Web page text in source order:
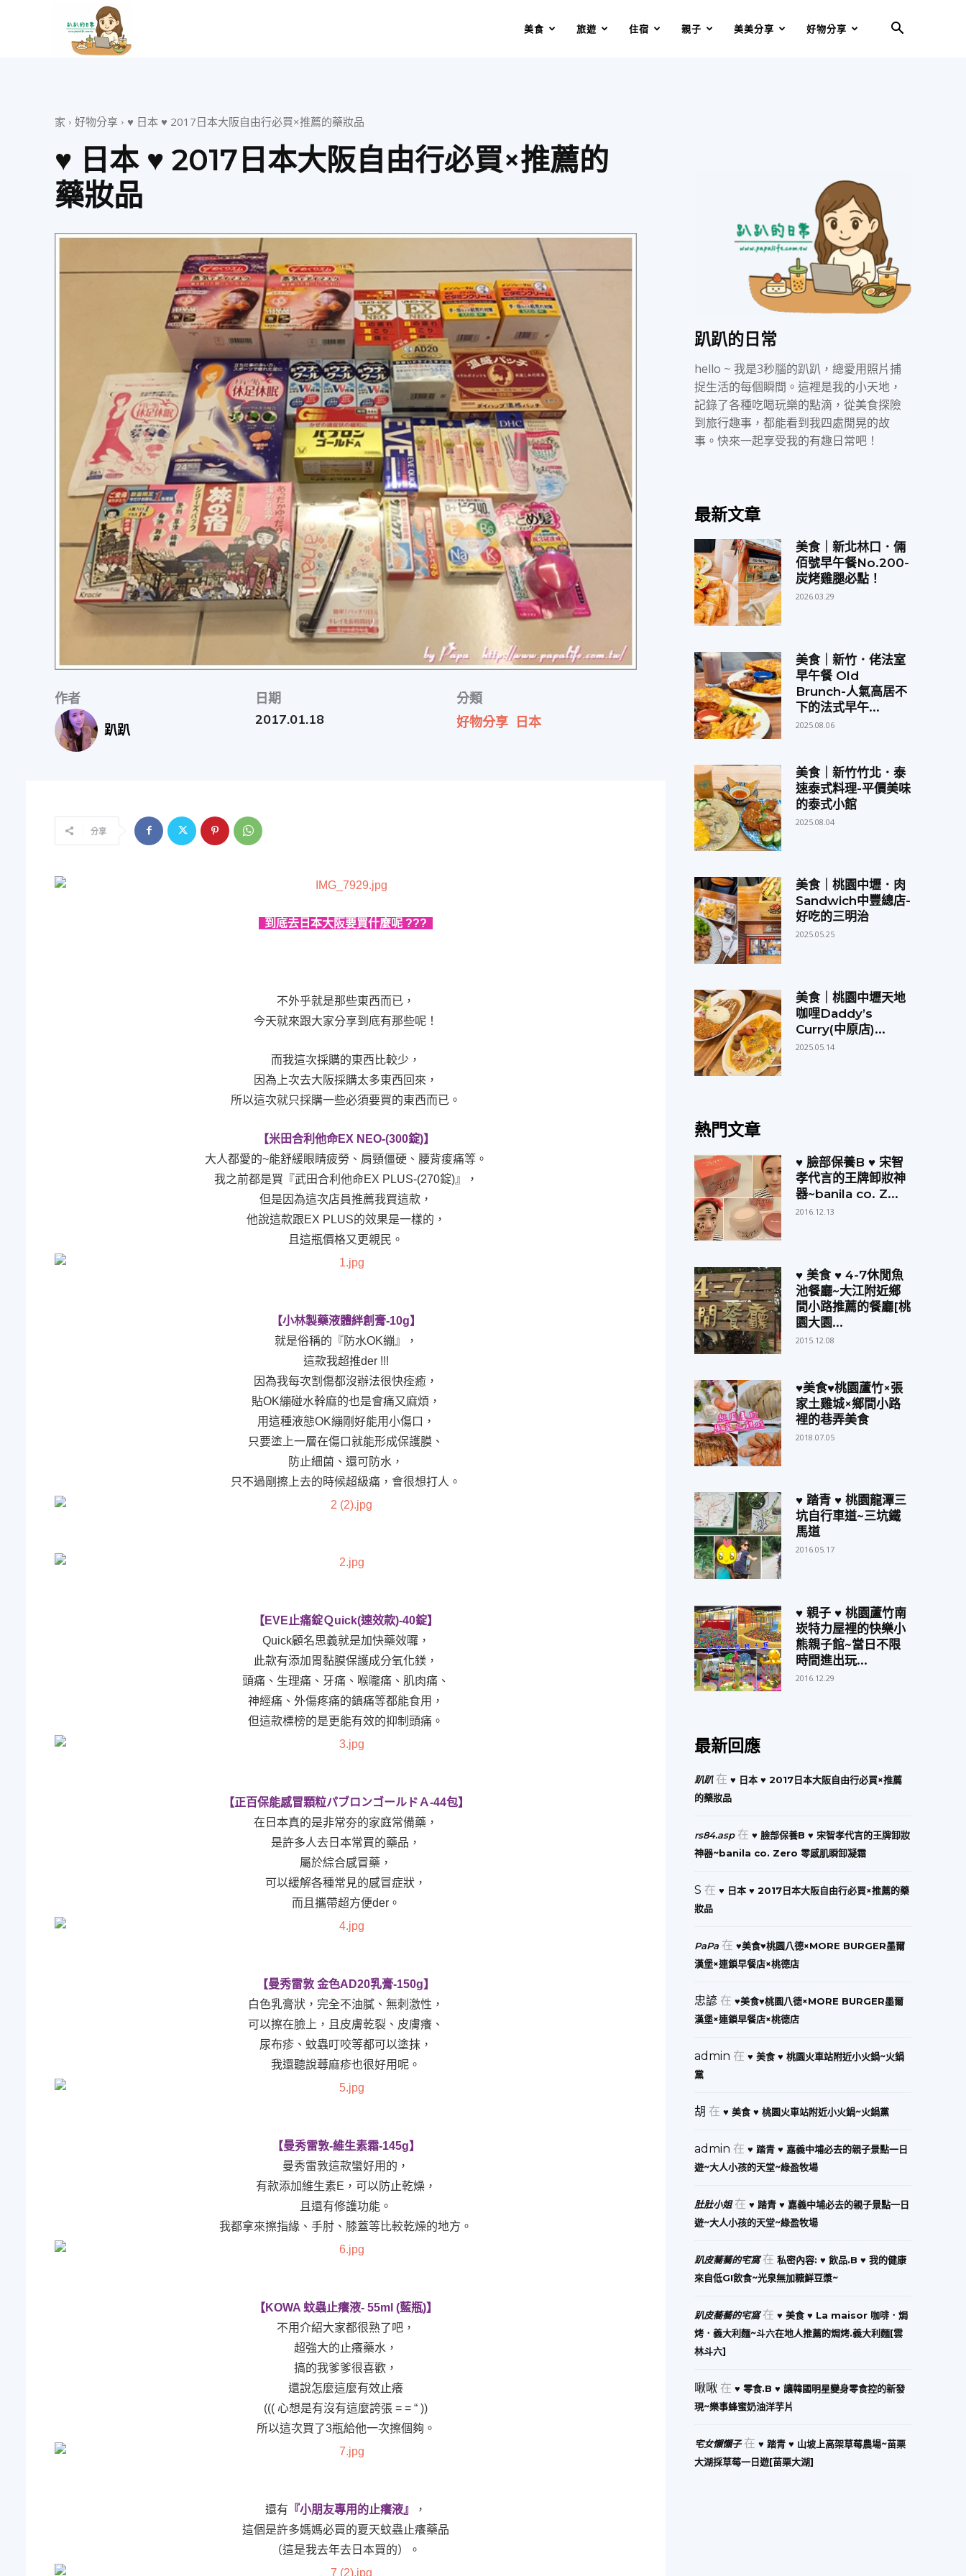
日
美
食、
旅
遊、
好
美食 旅遊 住宿 親子 美美分享 好物分享
家 好物分享 ♥ 日本 ♥ 2017日本大阪自由行必買×推薦的藥妝品
♥ 日本 ♥ 2017日本大阪自由行必買×推薦的
藥妝品
作者
趴趴
日期
2017.01.18
分類
好物分享
日本
分享
到底去日本大阪要買什麼呢 ???
不外乎就是那些東西而已，
今天就來跟大家分享到底有那些呢！
而我這次採購的東西比較少，
因為上次去大阪採購太多東西回來，
所以這次就只採購一些必須要買的東西而已。
【米田合利他命EX NEO-(300錠)】
大人都愛的~能舒緩眼睛疲勞、肩頸僵硬、腰背痠痛等。
我之前都是買『武田合利他命EX PLUS-(270錠)』，
但是因為這次店員推薦我買這款，
他說這款跟EX PLUS的效果是一樣的，
且這瓶價格又更親民。
【小林製藥液體絆創膏-10g】
就是俗稱的『防水OK繃』，
這款我超推der !!!
因為我每次割傷都沒辦法很快痊癒，
貼OK繃碰水幹麻的也是會痛又麻煩，
用這種液態OK繃剛好能用小傷口，
只要塗上一層在傷口就能形成保護膜、
防止細菌、還可防水，
只不過剛擦上去的時候超級痛，會很想打人。
【EVE止痛錠Ｑuick(速效款)-40錠】
Quick顧名思義就是加快藥效囉，
此款有添加胃黏膜保護成分氧化鎂，
頭痛、生理痛、牙痛、喉嚨痛、肌肉痛、
神經痛、外傷疼痛的鎮痛等都能食用，
但這款標榜的是更能有效的抑制頭痛。
【正百保能感冒顆粒パブロンゴールドＡ-44包】
在日本真的是非常夯的家庭常備藥，
是許多人去日本常買的藥品，
屬於綜合感冒藥，
可以緩解各種常見的感冒症狀，
而且攜帶超方便der。
【曼秀雷敦 金色AD20乳膏-150g】
白色乳膏狀，完全不油膩、無刺激性，
可以擦在臉上，且皮膚乾裂、皮膚癢、
尿布疹、蚊蟲叮咬等都可以塗抹，
我還聽說蕁麻疹也很好用呢。
【曼秀雷敦-維生素霜-145g】
曼秀雷敦這款蠻好用的，
有款添加維生素E，可以防止乾燥，
且還有修護功能。
我都拿來擦指緣、手肘、膝蓋等比較乾燥的地方。
【KOWA 蚊蟲止癢液- 55ml (藍瓶)】
不用介紹大家都很熟了吧，
超強大的止癢藥水，
搞的我爹爹很喜歡，
還說怎麼這麼有效止癢
((( 心想是有沒有這麼誇張 = = “ ))
所以這次買了3瓶給他一次擦個夠。
還有 『小朋友專用的止癢液』
，
這個是許多媽媽必買的夏天蚊蟲止癢藥品
（這是我去年去日本買的）。
趴趴的日常
hello ~ 我是3秒腦的趴趴，總愛用照片捕
捉生活的每個瞬間。這裡是我的小天地，
記錄了各種吃喝玩樂的點滴，從美食探險
到旅行趣事，都能看到我四處閒晃的故
事。快來一起享受我的有趣日常吧！
最新文章
美食｜新北林口．倆
佰號早午餐No.200-
炭烤雞腿必點！
2026.03.29
美食｜新竹．佬法室
早午餐 Old
Brunch-人氣高居不
下的法式早午...
2025.08.06
美食｜新竹竹北．泰
速泰式料理-平價美味
的泰式小館
2025.08.04
美食｜桃園中壢．肉
Sandwich中豐總店-
好吃的三明治
2025.05.25
美食｜桃園中壢天地
咖哩Daddy’s
Curry(中原店)...
2025.05.14
熱門文章
♥ 臉部保養B ♥ 宋智
孝代言的王牌卸妝神
器~banila co. Z...
2016.12.13
♥ 美食 ♥ 4-7休閒魚
池餐廳~大江附近鄉
間小路推薦的餐廳[桃
園大園...
2015.12.08
♥美食♥桃園蘆竹×張
家土雞城×鄉間小路
裡的巷弄美食
2018.07.05
♥ 踏青 ♥ 桃園龍潭三
坑自行車道~三坑鐵
馬道
2016.05.17
♥ 親子 ♥ 桃園蘆竹南
崁特力屋裡的快樂小
熊親子館~當日不限
時間進出玩...
2016.12.29
最新回應
趴趴在♥ 日本 ♥ 2017日本大阪自由行必買×推薦
的藥妝品
rs84.asp在♥ 臉部保養B ♥ 宋智孝代言的王牌卸妝
神器~banila co. Zero 零感肌瞬卸凝霜
S 在♥ 日本 ♥ 2017日本大阪自由行必買×推薦的藥
妝品
PaPa 在♥美食♥桃園八德×MORE BURGER墨爾
漢堡×連鎖早餐店×桃德店
忠諺 在♥美食♥桃園八德×MORE BURGER墨爾
漢堡×連鎖早餐店×桃德店
admin 在♥ 美食 ♥ 桃園火車站附近小火鍋~火鍋
黨
胡 在♥ 美食 ♥ 桃園火車站附近小火鍋~火鍋黨
admin 在♥ 踏青 ♥ 嘉義中埔必去的親子景點一日
遊~大人小孩的天堂~綠盈牧場
肚肚小姐在♥ 踏青 ♥ 嘉義中埔必去的親子景點一日
遊~大人小孩的天堂~綠盈牧場
趴皮蕎蕎的宅窩在私密內容: ♥ 飲品.B ♥ 我的健康
來自低GI飲食~光泉無加糖鮮豆漿~
趴皮蕎蕎的宅窩在♥ 美食 ♥ La maisor 咖啡．焗
烤．義大利麵~斗六在地人推薦的焗烤.義大利麵[雲
林斗六]
啾啾 在♥ 零食.B ♥ 讓韓國明星變身零食控的新發
現~樂事蜂蜜奶油洋芋片
宅女懶懶子在♥ 踏青 ♥ 山坡上高架草莓農場~苗栗
大湖採草莓一日遊[苗栗大湖]